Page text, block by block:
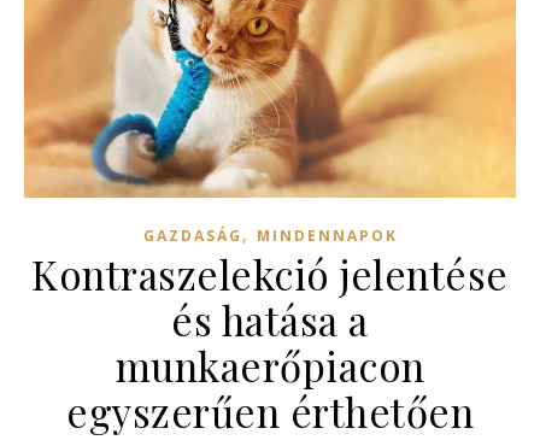
GAZDASÁG , MINDENNAPOK
Kontraszelekció jelentése
és hatása a
munkaerőpiacon
egyszerűen érthetően